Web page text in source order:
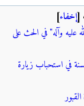
[إخفاء]
عليه وآله" في الحث على
في استحباب زيارة